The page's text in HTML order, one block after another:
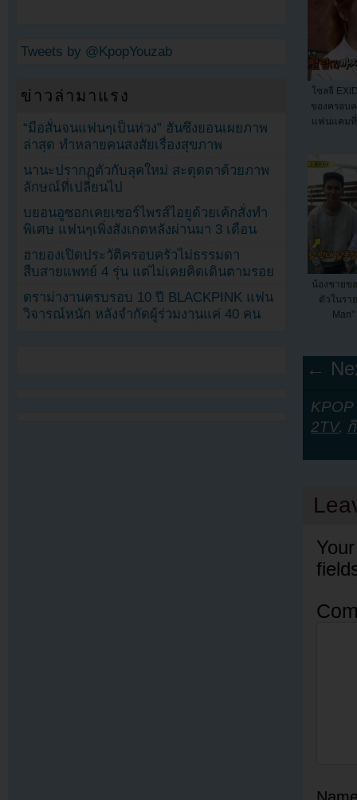
โซลจี
ของครอบค
แฟนแคมที่
น้องชายข
ตัวในรา
←
2TV,
Tweets by @KpopYouzab
ข่าวล่ามาแรง
“มือสั่นจนแฟนๆเป็นห่วง” ฮันซึงยอนเผยภาพ
ล่าสุด ทำหลายคนสงสัยเรื่องสุขภาพ
นานะปรากฏตัวกับลุคใหม่ สะดุดตาด้วยภาพ
ลักษณ์ที่เปลี่ยนไป
บยอนอูซอกเคยเซอร์ไพรส์ไอยูด้วยเค้กสั่งทำ
พิเศษ แฟนๆเพิ่งสังเกตหลังผ่านมา 3 เดือน
ฮายองเปิดประวัติครอบครัวไม่ธรรมดา
สืบสายแพทย์ 4 รุ่น แต่ไม่เคยคิดเดินตามรอย
ดราม่างานครบรอบ 10 ปี BLACKPINK แฟน
วิจารณ์หนัก หลังจำกัดผู้ร่วมงานแค่ 40 คน